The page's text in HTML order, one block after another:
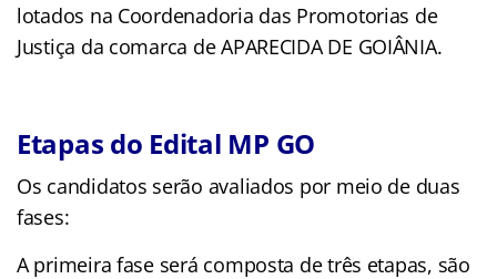
lotados na Coordenadoria das Promotorias de
Justiça da comarca de APARECIDA DE GOIÂNIA.
Etapas do Edital MP GO
Os candidatos serão avaliados por meio de duas
fases:
A primeira fase será composta de três etapas, são